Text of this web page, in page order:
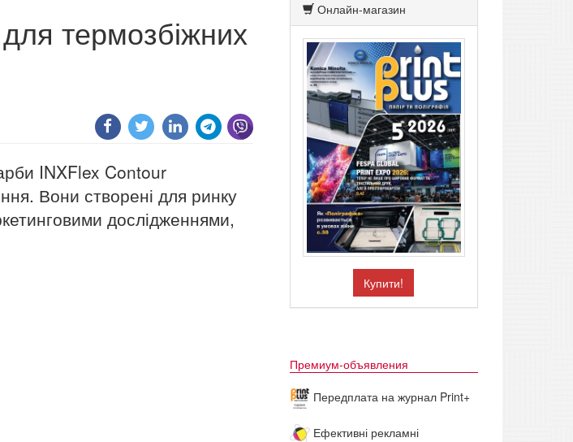
термозбіжних
INXFlex Contour
Вони створені для ринку
дослідженнями,
Онлайн-магазин
Купити!
Премиум-объявления
Передплата на журнал Print+
Ефективні рекламні